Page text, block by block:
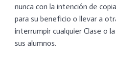
nunca con la intención de
para su beneficio o llevar a
interrumpir cualquier Clase o
sus alumnos.